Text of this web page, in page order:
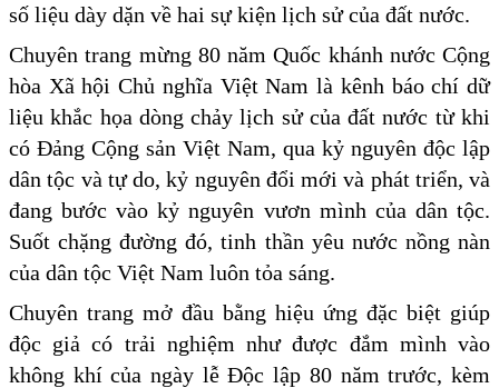
số liệu dày dặn về hai sự kiện lịch sử của đất nước.
Chuyên trang mừng 80 năm Quốc khánh nước Cộng
hòa Xã hội Chủ nghĩa Việt Nam là kênh báo chí dữ
liệu khắc họa dòng chảy lịch sử của đất nước từ khi
có Đảng Cộng sản Việt Nam, qua kỷ nguyên độc lập
dân tộc và tự do, kỷ nguyên đổi mới và phát triển, và
đang bước vào kỷ nguyên vươn mình của dân tộc.
Suốt chặng đường đó, tinh thần yêu nước nồng nàn
của dân tộc Việt Nam luôn tỏa sáng.
Chuyên trang mở đầu bằng hiệu ứng đặc biệt giúp
độc giả có trải nghiệm như được đắm mình vào
không khí của ngày lễ Độc lập 80 năm trước, kèm